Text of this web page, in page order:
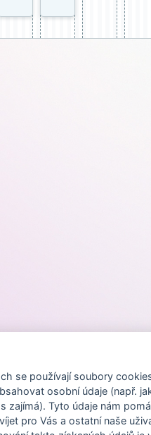
se používají soubory
osobní údaje (např.
zajímá). Tyto údaje nám
pro Vás a ostatní naše